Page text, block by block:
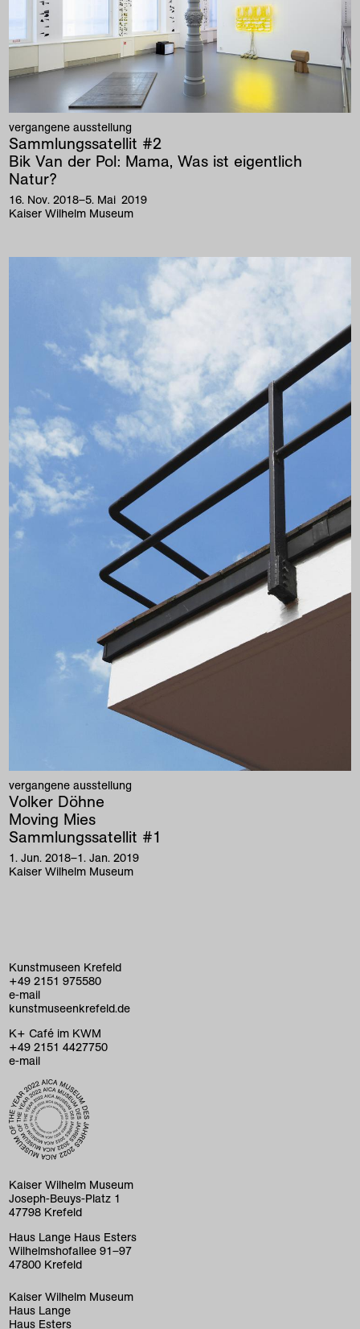
home
ausstellungen
programm
sammlung
kunstvermittlung
besuch
museum
vergangene ausstellung
Sammlungssatellit #2
Bik Van der Pol: Mama, Was ist eigentlich
Natur?
16. Nov.2018–5. Mai 2019
Kaiser Wilhelm Museum
vergangene ausstellung
Volker Döhne
Moving Mies
Sammlungssatellit #1
1.Jun.2018–1.Jan.2019
Kaiser Wilhelm Museum
Kunstmuseen Krefeld
+49 2151 975580
e-mail
kunstmuseenkrefeld.de
K+ Café im KWM
+49 2151 4427750
e-mail
Kaiser Wilhelm Museum
Joseph-Beuys-Platz 1
47798 Krefeld
Haus Lange Haus Esters
Wilhelmshofallee 91–97
47800 Krefeld
Kaiser Wilhelm Museum
Haus Lange
Haus Esters